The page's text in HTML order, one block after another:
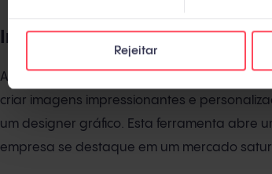
Rejeitar
Imagens geradas com DALL·E
A geração de imagens usando
criar imagens impressionantes e
um designer gráfico. Esta ferramenta abre
empresa se destaque em um mercado